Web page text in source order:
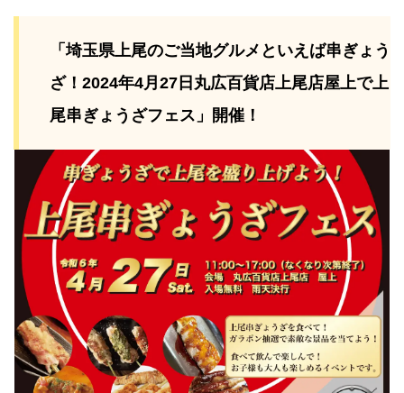
「埼玉県上尾のご当地グルメといえば串ぎょう
ざ！2024年4月27日丸広百貨店上尾店屋上で上
尾串ぎょうざフェス」開催！